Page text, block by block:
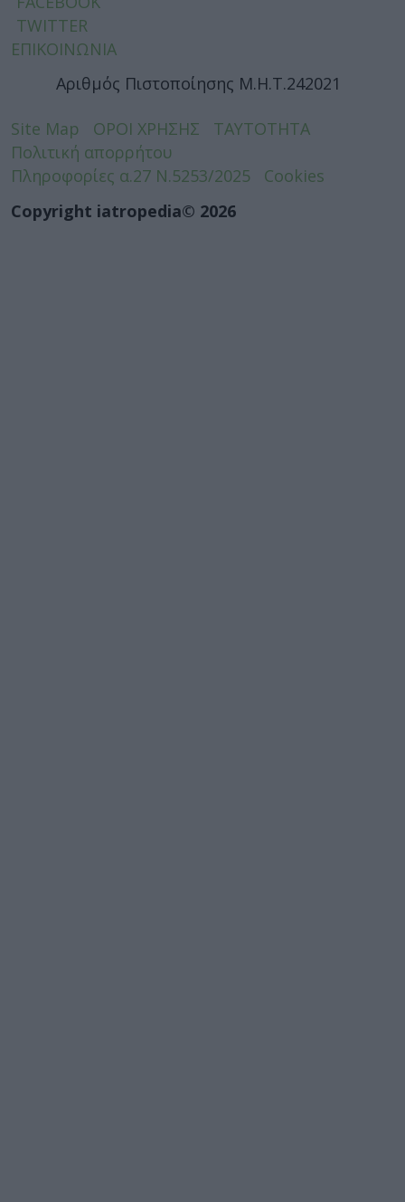
TWITTER
ΕΠΙΚΟΙΝΩΝΙΑ
Αριθμός Πιστοποίησης Μ.Η.Τ.242021
Site Map ΟΡΟΙ ΧΡΗΣΗΣ
ΤΑΥΤΟΤΗΤΑ
Πολιτική απορρήτου
Πληροφορίες α.27 Ν.5253/2025
Cookies
Copyright iatropedia© 2026